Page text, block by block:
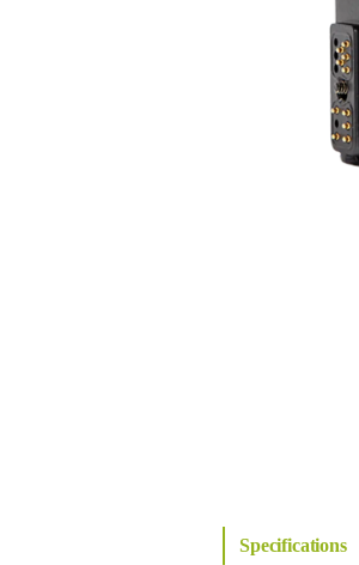
Specifications